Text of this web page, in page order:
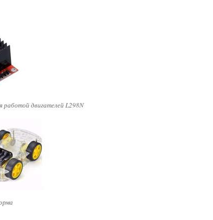
работой двигателей L298N